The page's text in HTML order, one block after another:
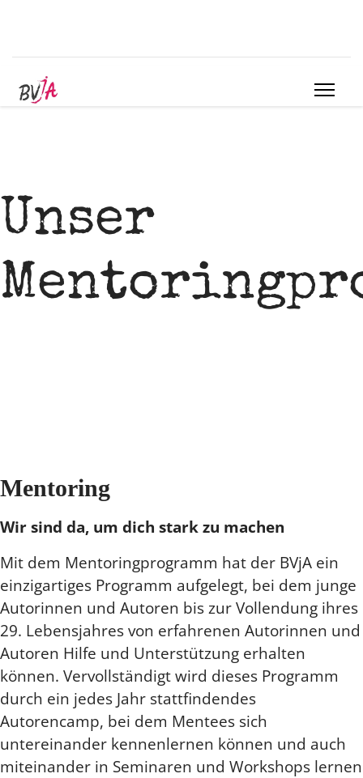
Unser
Mentoring
Wir sind da, um dich stark zu machen
Mit dem Mentoringprogramm hat der BVjA ein
einzigartiges Programm aufgelegt, bei dem junge
Autorinnen und Autoren bis zur Vollendung ihres
29. Lebensjahres von erfahrenen Autorinnen und
Autoren Hilfe und Unterstützung erhalten
können. Vervollständigt wird dieses Programm
durch ein jedes Jahr stattfindendes
Autorencamp, bei dem Mentees sich
untereinander kennenlernen können und auch
miteinander in Seminaren und Workshops lernen